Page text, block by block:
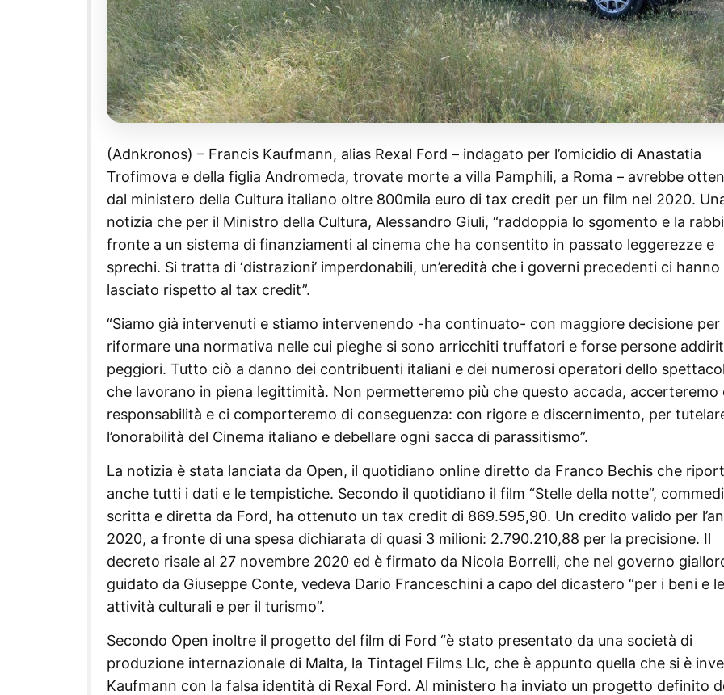
(Adnkronos) – Francis Kaufmann, alias Rexal Ford – indagato per l’omicidio di Anastatia
Trofimova e della figlia Andromeda, trovate morte a villa Pamphili, a Roma – avrebbe
dal ministero della Cultura italiano oltre 800mila euro di tax credit per un film nel 2020.
notizia che per il Ministro della Cultura, Alessandro Giuli, “raddoppia lo sgomento e la
fronte a un sistema di finanziamenti al cinema che ha consentito in passato leggerezze e
sprechi. Si tratta di ‘distrazioni’ imperdonabili, un’eredità che i governi precedenti ci hanno
lasciato rispetto al tax credit”.
“Siamo già intervenuti e stiamo intervenendo -ha continuato- con maggiore decisione per
riformare una normativa nelle cui pieghe si sono arricchiti truffatori e forse persone
peggiori. Tutto ciò a danno dei contribuenti italiani e dei numerosi operatori dello
che lavorano in piena legittimità. Non permetteremo più che questo accada, accerteremo
responsabilità e ci comporteremo di conseguenza: con rigore e discernimento, per
l’onorabilità del Cinema italiano e debellare ogni sacca di parassitismo”.
La notizia è stata lanciata da Open, il quotidiano online diretto da Franco Bechis che
anche tutti i dati e le tempistiche. Secondo il quotidiano il film “Stelle della notte”,
scritta e diretta da Ford, ha ottenuto un tax credit di 869.595,90. Un credito valido per
2020, a fronte di una spesa dichiarata di quasi 3 milioni: 2.790.210,88 per la precisione. Il
decreto risale al 27 novembre 2020 ed è firmato da Nicola Borrelli, che nel governo
guidato da Giuseppe Conte, vedeva Dario Franceschini a capo del dicastero “per i beni e le
attività culturali e per il turismo”.
Secondo Open inoltre il progetto del film di Ford “è stato presentato da una società di
produzione internazionale di Malta, la Tintagel Films Llc, che è appunto quella che si è
Kaufmann con la falsa identità di Rexal Ford. Al ministero ha inviato un progetto definito